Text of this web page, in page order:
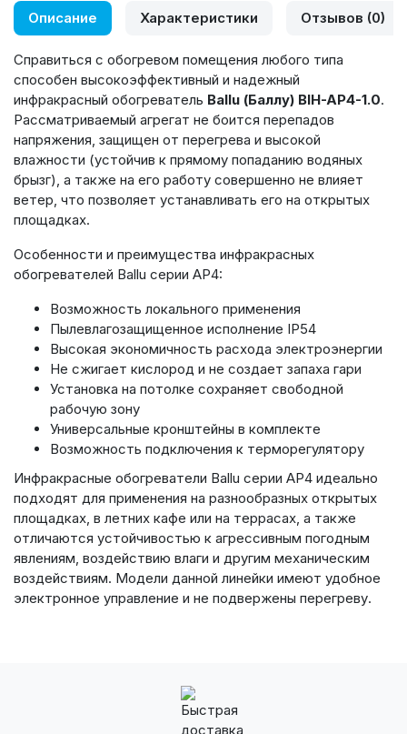
Описание Характеристики Отзывов (0)
Справиться с обогревом помещения любого типа
способен высокоэффективный и надежный
инфракрасный обогреватель Ballu (Баллу) BIH-AP4-1.0.
Рассматриваемый агрегат не боится перепадов
напряжения, защищен от перегрева и высокой
влажности (устойчив к прямому попаданию водяных
брызг), а также на его работу совершенно не влияет
ветер, что позволяет устанавливать его на открытых
площадках.
Особенности и преимущества инфракрасных
обогревателей Ballu серии AP4:
Возможность локального применения
Пылевлагозащищенное исполнение IP54
Высокая экономичность расхода электроэнергии
Не сжигает кислород и не создает запаха гари
Установка на потолке сохраняет свободной
рабочую зону
Универсальные кронштейны в комплекте
Возможность подключения к терморегулятору
Инфракрасные обогреватели Ballu серии AP4 идеально
подходят для применения на разнообразных открытых
площадках, в летних кафе или на террасах, а также
отличаются устойчивостью к агрессивным погодным
явлениям, воздействию влаги и другим механическим
воздействиям. Модели данной линейки имеют удобное
электронное управление и не подвержены перегреву.